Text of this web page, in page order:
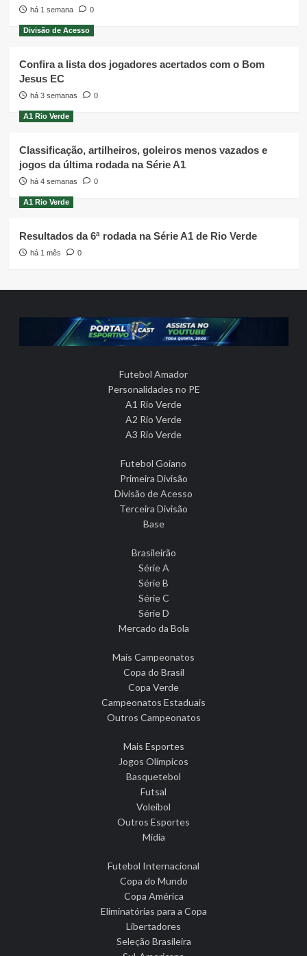
há 1 semana 0
Divisão de Acesso
Confira a lista dos jogadores acertados com o Bom
Jesus EC
há 3 semanas 0
A1 Rio Verde
Classificação, artilheiros, goleiros menos vazados e
jogos da última rodada na Série A1
há 4 semanas 0
A1 Rio Verde
Resultados da 6ª rodada na Série A1 de Rio Verde
há 1 mês 0
Futebol Amador
Personalidades no PE
A1 Rio Verde
A2 Rio Verde
A3 Rio Verde
Futebol Goiano
Primeira Divisão
Divisão de Acesso
Terceira Divisão
Base
Brasileirão
Série A
Série B
Série C
Série D
Mercado da Bola
Mais Campeonatos
Copa do Brasil
Copa Verde
Campeonatos Estaduais
Outros Campeonatos
Mais Esportes
Jogos Olímpicos
Basquetebol
Futsal
Voleibol
Outros Esportes
Mídia
Futebol Internacional
Copa do Mundo
Copa América
Eliminatórias para a Copa
Libertadores
Seleção Brasileira